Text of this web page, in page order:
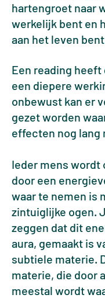
hartengroet naar
werkelijk bent en
aan het leven
Een reading heeft
een diepere
onbewust kan er
gezet worden
effecten nog lang
Ieder mens wordt
door een
waar te nemen is
zintuiglijke ogen.
zeggen dat dit
aura, gemaakt is
subtiele materie.
materie, die door
meestal wordt